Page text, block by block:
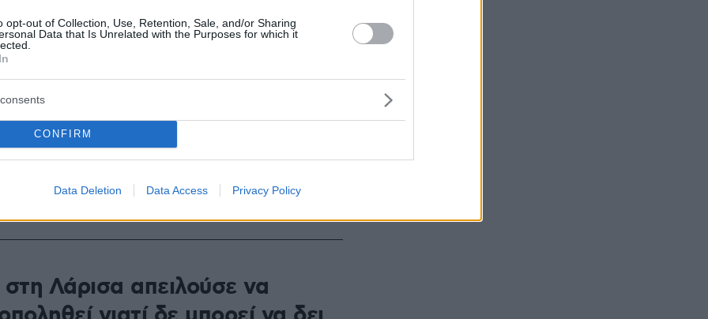
opt-out of Collection, Use, Retention, Sale, and/or Sharing
Data that Is Unrelated with the Purposes for which it
CONFIRM
Data Deletion Data Access Privacy Policy
στους τουρίστες που θέλουν
τη διάσημη Plaza de
θέλει να βάλει ο δήμος
να ελεγχθεί ο όγκος τουριστών που κατακλύζουν
1
Λάρισα απειλούσε να